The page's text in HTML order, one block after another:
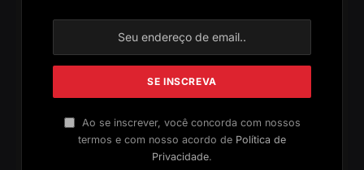
Ao se inscrever, você concorda com nossos
termos e com nosso acordo de Política de
Privacidade.